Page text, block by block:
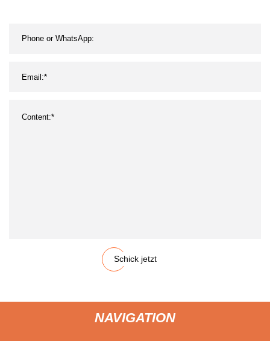
Verbindungsverbindung
Schick jetzt
NAVIGATION